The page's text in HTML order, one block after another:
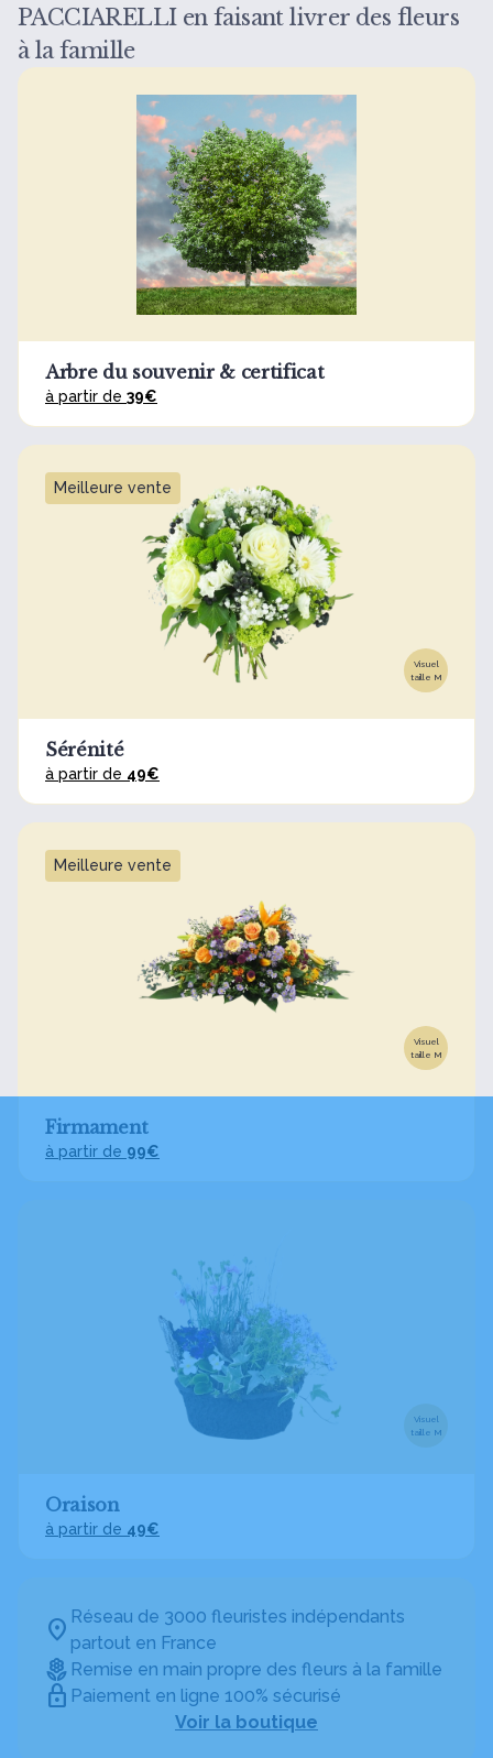
PACCIARELLI en faisant livrer des fleurs
à la famille
Réseau de 3000 fleuristes indépendants
partout en France
Remise en main propre des fleurs à la famille
Paiement en ligne 100% sécurisé
Voir la boutique
Arbre du souvenir & certificat
à partir de 39€
Meilleure vente
Visuel
taille M
Sérénité
à partir de 49€
Meilleure vente
Visuel
taille M
Firmament
à partir de 99€
Visuel
taille M
Oraison
à partir de 49€